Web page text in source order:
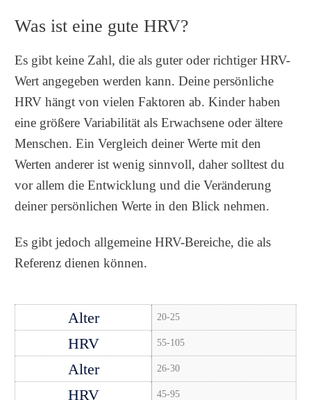
Was ist eine gute HRV?
Es gibt keine Zahl, die als guter oder richtiger HRV-
Wert angegeben werden kann. Deine persönliche
HRV hängt von vielen Faktoren ab. Kinder haben
eine größere Variabilität als Erwachsene oder ältere
Menschen. Ein Vergleich deiner Werte mit den
Werten anderer ist wenig sinnvoll, daher solltest du
vor allem die Entwicklung und die Veränderung
deiner persönlichen Werte in den Blick nehmen.
Es gibt jedoch allgemeine HRV-Bereiche, die als
Referenz dienen können.
20-25
55-105
26-30
45-95